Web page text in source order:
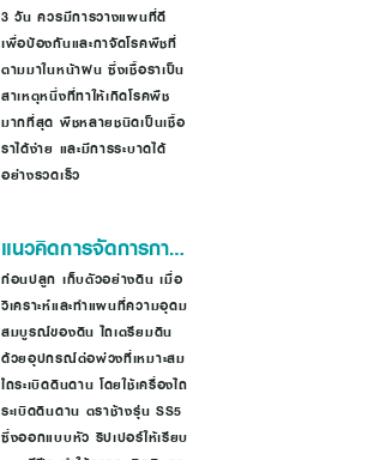
3 วัน ควรมีการวางแผนที่ดี
เพื่อป้องกันและกาจัดโรคพืชที่
ตามมาในหน้าฝน ซึ่งเชื้อราเป็น
สาเหตุหนึ่งที่ทาให้เกิดโรคพืช
มากที่สุด พืชหลายชนิดเป็นเชื้อ
ราได้ง่าย และมีการระบาดได้
อย่างรวดเร็ว
แนวคิดการจัดการการ
ผลิตมันสำปะหลังด้วย
เทคโนโลยีเกษตร
อัจฉริยะ
ก่อนปลูก เก็บตัวอย่างดิน เมื่อ
วิเคราะห์และทำแผนที่ความอุดม
สมบูรณ์ของดิน ไถเตรียมดิน
ด้วยอุปกรณ์ต่อพ่วงที่เหมาะสม
ไถระเบิดดินดาน โดยใช้เครื่องไถ
ระเบิดดินดาน ตราช้างรุ่น SS5
ซึ่งออกแบบหัว ริปเปอร์ให้เรียบ